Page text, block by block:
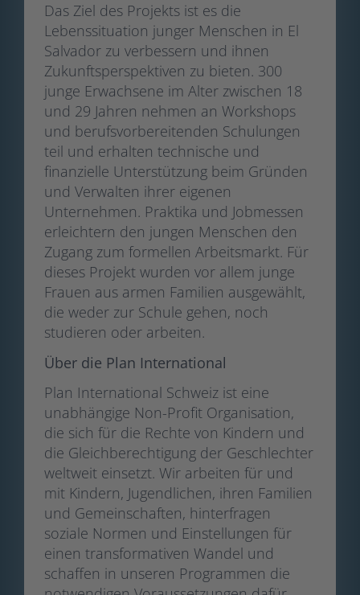
Das Ziel des Projekts ist es die
Lebenssituation junger Menschen in El
Salvador zu verbessern und ihnen
Zukunftsperspektiven zu bieten. 300
junge Erwachsene im Alter zwischen 18
und 29 Jahren nehmen an Workshops
und berufsvorbereitenden Schulungen
teil und erhalten technische und
finanzielle Unterstützung beim Gründen
und Verwalten ihrer eigenen
Unternehmen. Praktika und Jobmessen
erleichtern den jungen Menschen den
Zugang zum formellen Arbeitsmarkt. Für
dieses Projekt wurden vor allem junge
Frauen aus armen Familien ausgewählt,
die weder zur Schule gehen, noch
studieren oder arbeiten.
Über die Plan International
Plan International Schweiz ist eine
unabhängige Non-Profit Organisation,
die sich für die Rechte von Kindern und
die Gleichberechtigung der Geschlechter
weltweit einsetzt. Wir arbeiten für und
mit Kindern, Jugendlichen, ihren Familien
und Gemeinschaften, hinterfragen
soziale Normen und Einstellungen für
einen transformativen Wandel und
schaffen in unseren Programmen die